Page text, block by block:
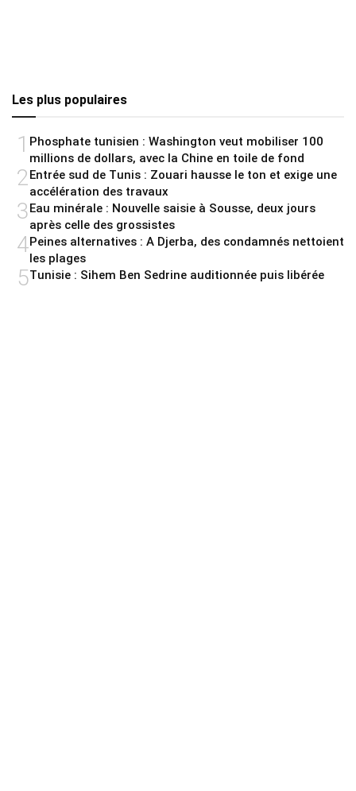
Les plus populaires
1 Phosphate tunisien : Washington veut mobiliser 100
millions de dollars, avec la Chine en toile de fond
2Entrée sud de Tunis : Zouari hausse le ton et exige une
accélération des travaux
3Eau minérale : Nouvelle saisie à Sousse, deux jours
après celle des grossistes
4Peines alternatives : A Djerba, des condamnés nettoient
les plages
5Tunisie : Sihem Ben Sedrine auditionnée puis libérée